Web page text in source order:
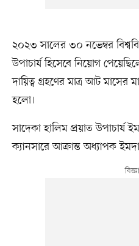
২০২৩ সালের ৩০ নভেম্বর
উপাচার্য হিসেবে নিয়োগ
দায়িত্ব গ্রহণের মাত্র আট
হলো।
সাদেকা হালিম প্রয়াত উপাচার্য
ক্যানসারে আক্রান্ত অধ্যাপক